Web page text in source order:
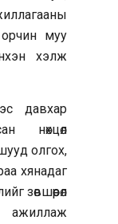
муу
хэлж
давхар
нөхцөл
олгох,
хянадаг
зөвшөөрөл
ажиллаж